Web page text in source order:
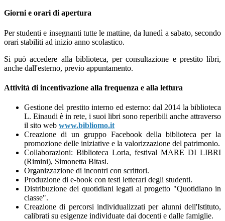
Giorni e orari di apertura
Per studenti e insegnanti tutte le mattine, da lunedì a sabato, secondo
orari stabiliti ad inizio anno scolastico.
Si può accedere alla biblioteca, per consultazione e prestito libri,
anche dall'esterno, previo appuntamento.
Attività di incentivazione alla frequenza e alla lettura
Gestione del prestito interno ed esterno: dal 2014 la biblioteca
L. Einaudi è in rete, i suoi libri sono reperibili anche attraverso
il sito web www.bibliomo.it
Creazione di un gruppo Facebook della biblioteca per la
promozione delle iniziative e la valorizzazione del patrimonio.
Collaborazioni: Biblioteca Loria, festival MARE DI LIBRI
(Rimini), Simonetta Bitasi.
Organizzazione di incontri con scrittori.
Produzione di e-book con testi letterari degli studenti.
Distribuzione dei quotidiani legati al progetto "Quotidiano in
classe".
Creazione di percorsi individualizzati per alunni dell'Istituto,
calibrati su esigenze individuate dai docenti e dalle famiglie.